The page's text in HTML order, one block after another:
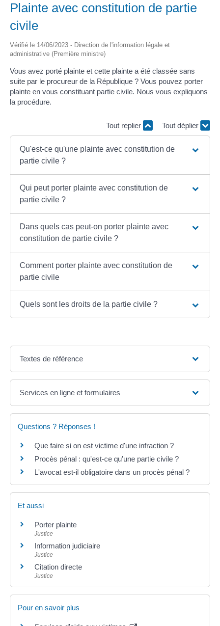
Plainte avec constitution de partie
civile
Vérifié le 14/06/2023 - Direction de l'information légale et
administrative (Première ministre)
Vous avez porté plainte et cette plainte a été classée sans
suite par le procureur de la République ? Vous pouvez porter
plainte en vous constituant partie civile. Nous vous expliquons
la procédure.
Tout replier Tout déplier
Qu'est-ce qu'une plainte avec constitution de
partie civile ?
Qui peut porter plainte avec constitution de
partie civile ?
Dans quels cas peut-on porter plainte avec
constitution de partie civile ?
Comment porter plainte avec constitution de
partie civile
Quels sont les droits de la partie civile ?
Textes de référence
Services en ligne et formulaires
Questions ? Réponses !
Que faire si on est victime d'une infraction ?
Procès pénal : qu'est-ce qu'une partie civile ?
L'avocat est-il obligatoire dans un procès pénal ?
Et aussi
Porter plainte
Justice
Information judiciaire
Justice
Citation directe
Justice
Pour en savoir plus